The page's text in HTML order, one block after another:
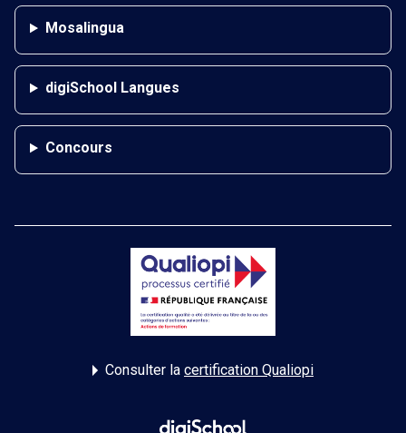
Mosalingua
digiSchool Langues
Concours
Consulter la certification Qualiopi